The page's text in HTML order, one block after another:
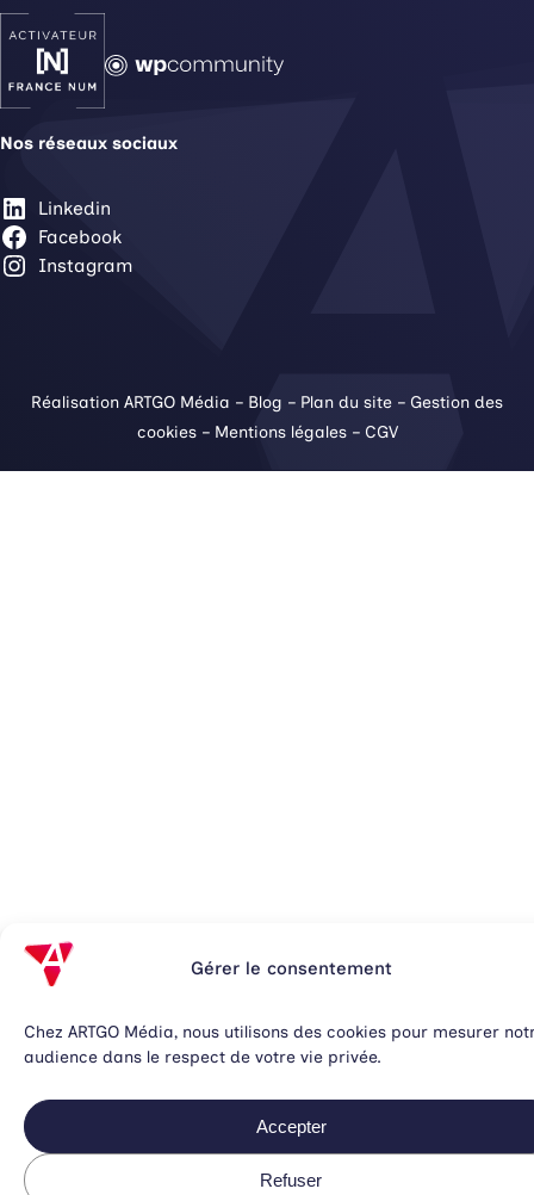
Gérer le consentement
Chez ARTGO Média, nous utilisons des cookies pour mesurer
audience dans le respect de votre vie privée.
Accepter
Refuser
Nos réseaux sociaux
Linkedin
Facebook
Instagram
Réalisation ARTGO Média – Blog – Plan du site – Gestion des
cookies– Mentions légales– CGV